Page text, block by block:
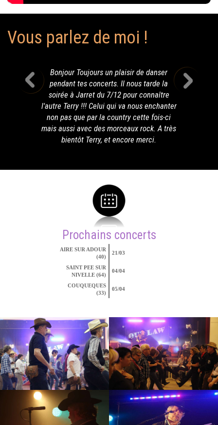
Vous parlez de moi !
Bonjour Toujours un plaisir de danser
pendant tes concerts. Il nous tarde la
soirée à Jarret du 7/12 pour connaître
l'autre Terry !!! Celui qui va nous enchanter
non pas que par la country cette fois-ci
mais aussi avec des morceaux rock. A très
bientôt Terry, et encore merci.
Prochains concerts
AIRE SUR ADOUR
(40)
21/03
SAINT PEE SUR
NIVELLE (64)
04/04
COUQUEQUES
(33)
05/04